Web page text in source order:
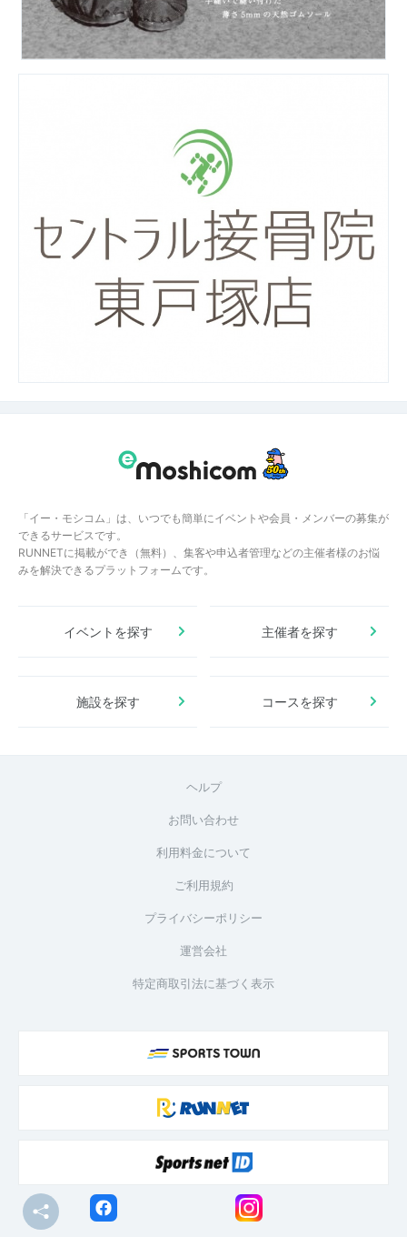
「イー・モシコム」は、いつでも簡単にイベントや会員・メンバーの募集が
できるサービスです。
RUNNETに掲載ができ（無料）、集客や申込者管理などの主催者様のお悩
みを解決できるプラットフォームです。
イベントを探す 主催者を探す
施設を探す コースを探す
ヘルプ
お問い合わせ
利用料金について
ご利用規約
プライバシーポリシー
運営会社
特定商取引法に基づく表示